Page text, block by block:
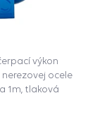
výkon
ocele
1m, tlaková